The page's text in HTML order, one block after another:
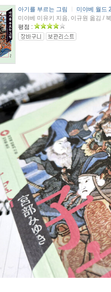
아기를 부르는 그림
미야베 월드
미야베 미유키 지음, 이규원 옮김 /
평점 :